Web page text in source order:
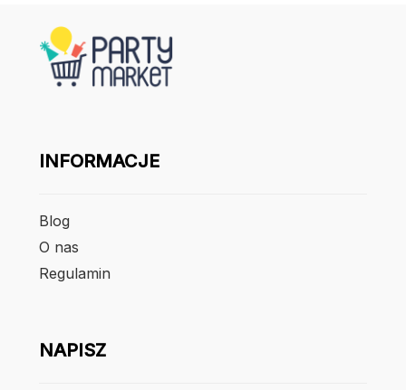
INFORMACJE
Blog
O nas
Regulamin
NAPISZ